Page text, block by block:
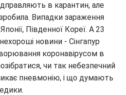
в карантин, але
Випадки зараження
Південної Кореї. А 23
новини - Сінгапур
коронавірусом в
чи так небезпечний
пневмонію, і що думають